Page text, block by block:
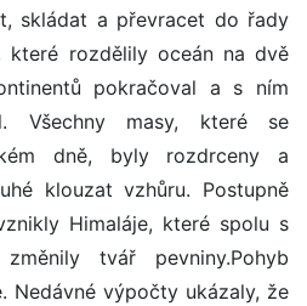
skládat a převracet do řady
které rozdělily oceán na dvě
pokračoval a s ním
Všechny masy, které se
dně, byly rozdrceny a
klouzat vzhůru. Postupně
Himaláje, které spolu s
tvář pevniny.Pohyb
Nedávné výpočty ukázaly, že